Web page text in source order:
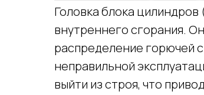
Головка блока
внутреннего сгорания.
распределение горючей
неправильной
выйти из строя, что